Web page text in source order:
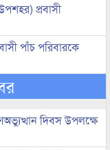
প্রবাসী
পাঁচ পরিবারকে
দিবস উপলক্ষে